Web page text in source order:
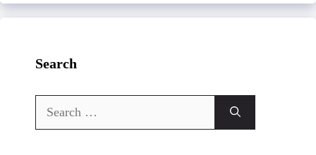
Search
Search
for: